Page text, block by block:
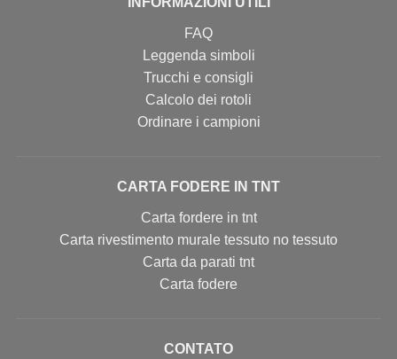
FAQ
Leggenda simboli
Trucchi e consigli
Calcolo dei rotoli
Ordinare i campioni
CARTA FODERE IN TNT
Carta fordere in tnt
Carta rivestimento murale tessuto no tessuto
Carta da parati tnt
Carta fodere
CONTATO